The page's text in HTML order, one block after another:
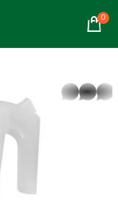
0
whatsapp